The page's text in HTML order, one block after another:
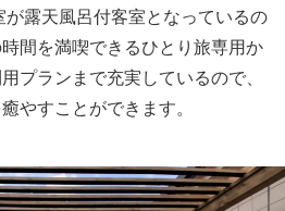
露天風呂付客室となっているの
間を満喫できるひとり旅専用か
プランまで充実しているので、
やすことができます。